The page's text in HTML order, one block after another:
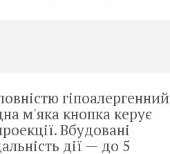
гіпоалергенний
м'яка кнопка керує
Вбудовані
дії — до 5